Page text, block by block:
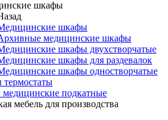
шкафы
шкафы
медицинские шкафы
шкафы двухстворчатые
шкафы для раздевалок
шкафы одностворчатые
подкатные
мебель для производства